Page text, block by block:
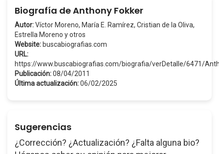
Biografía de Anthony Fokker
Autor:Víctor Moreno, María E. Ramírez, Cristian de la Oliva,
Estrella Moreno y otros
Website: buscabiografias.com
URL:
https://www.buscabiografias.com/biografia/verDetalle/6471/
Publicación:08/04/2011
Última actualización:06/02/2025
Sugerencias
¿Corrección? ¿Actualización? ¿Falta alguna bio?